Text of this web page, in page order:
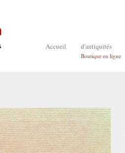
Accueil d'antiquités
Boutique en ligne